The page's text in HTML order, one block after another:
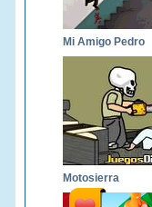
Mi Amigo Pedro
Motosierra